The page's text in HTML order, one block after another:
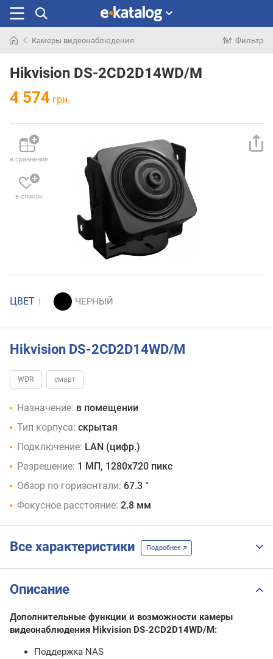
раньше
Камеры видеонаблюдения Фильтр
Hikvision DS-2CD2D14WD/M
4 574 грн.
в сравнение
в список
ЦВЕТ 1
Hikvision DS-2CD2D14WD/M
WDR смарт
Назначение: в помещении
Тип корпуса: скрытая
Подключение: LAN (цифр.)
Разрешение: 1 МП, 1280x720 пикс
Обзор по горизонтали: 67.3 °
Фокусное расстояние: 2.8 мм
Все характеристики Подробнее
Описание
Дополнительные функции и возможности камеры
видеонаблюдения Hikvision DS-2CD2D14WD/M:
Поддержка NAS